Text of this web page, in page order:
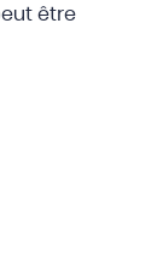
être